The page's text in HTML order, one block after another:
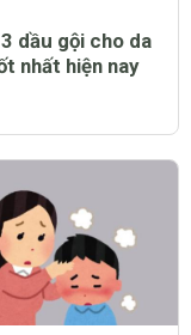
dầu gội cho da
nhất hiện nay